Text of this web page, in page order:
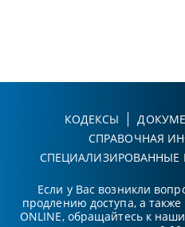
КОДЕКСЫ
СПРАВОЧНАЯ
СПЕЦИАЛИЗИРОВАННЫЕ
Если у Вас возникли
продлению доступа, а
ONLINE, обращайтесь к